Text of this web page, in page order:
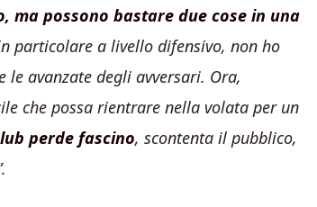
ma possono bastare due cose in una
particolare a livello difensivo, non ho
le avanzate degli avversari. Ora,
che possa rientrare nella volata per un
perde fascino, scontenta il pubblico,